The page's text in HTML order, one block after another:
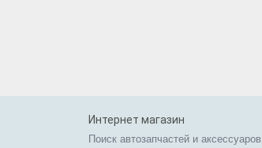
Интернет магазин
Поиск автозапчастей и аксессуаров